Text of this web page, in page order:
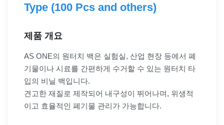
Type (100 Pcs and others)
제품 개요
AS ONE의 원터치 백은 실험실, 산업 현장 등에서 폐
기물이나 시료를 간편하게 수거할 수 있는 원터치 타
입의 비닐 백입니다.
견고한 재질로 제작되어 내구성이 뛰어나며, 위생적
이고 효율적인 폐기물 관리가 가능합니다.